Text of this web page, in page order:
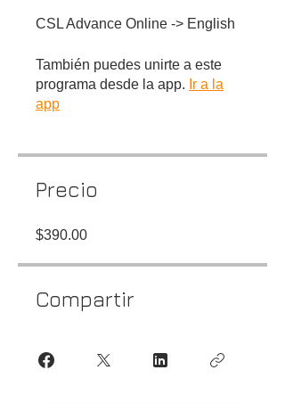
CSL Advance Online -> English
También puedes unirte a este
programa desde la app. Ir a la
app
Precio
$390.00
Compartir